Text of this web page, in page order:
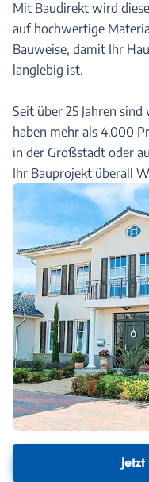
Mit Baudirekt wird
auf hochwertige
Bauweise, damit Ihr
langlebig ist.
Seit über 25 Jahren
haben mehr als 4.000
in der Großstadt oder
Ihr Bauprojekt überall